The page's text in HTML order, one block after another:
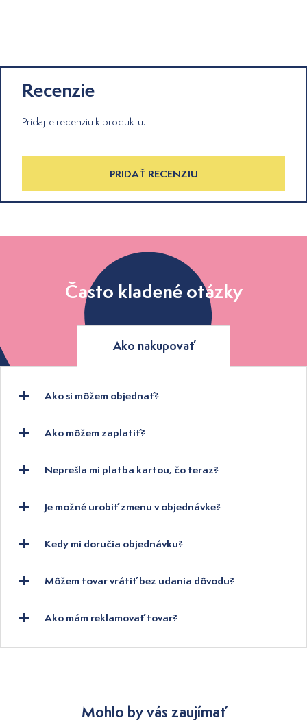
Recenzie
Pridajte recenziu k produktu.
PRIDAŤ RECENZIU
Často kladené otázky
Ako nakupovať
Ako si môžem objednať?
Ako môžem zaplatiť?
Neprešla mi platba kartou, čo teraz?
Je možné urobiť zmenu v objednávke?
Kedy mi doručia objednávku?
Môžem tovar vrátiť bez udania dôvodu?
Ako mám reklamovať tovar?
Mohlo by vás zaujímať